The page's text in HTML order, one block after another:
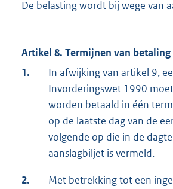
De belasting wordt bij wege van
Artikel 8. Termijnen van betaling
1.
In afwijking van artikel 9,
Invorderingswet 1990
worden betaald in één
op de laatste dag van de
volgende op die in de
aanslagbiljet is vermeld.
2.
Met betrekking tot een